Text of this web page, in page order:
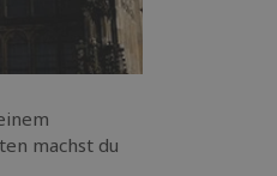
machst du